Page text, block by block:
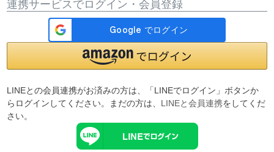
連携サービスでログイン・会員登録
LINEとの会員連携がお済みの方は、「LINEでログイン」ボタンか
らログインしてください。まだの方は、 LINEと会員連携をしてくだ
さい。